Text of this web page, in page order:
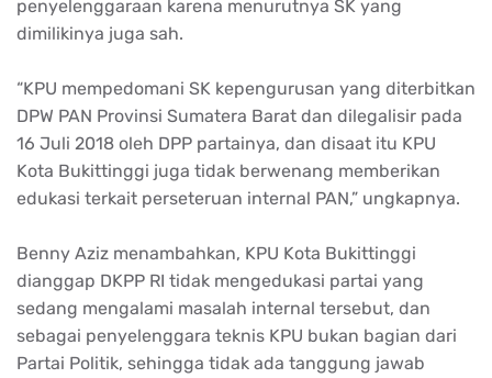
penyelenggaraan karena menurutnya SK yang
dimilikinya juga sah.
“KPU mempedomani SK kepengurusan yang diterbitkan
DPW PAN Provinsi Sumatera Barat dan dilegalisir pada
16 Juli 2018 oleh DPP partainya, dan disaat itu KPU
Kota Bukittinggi juga tidak berwenang memberikan
edukasi terkait perseteruan internal PAN,” ungkapnya.
Benny Aziz menambahkan, KPU Kota Bukittinggi
dianggap DKPP RI tidak mengedukasi partai yang
sedang mengalami masalah internal tersebut, dan
sebagai penyelenggara teknis KPU bukan bagian dari
Partai Politik, sehingga tidak ada tanggung jawab